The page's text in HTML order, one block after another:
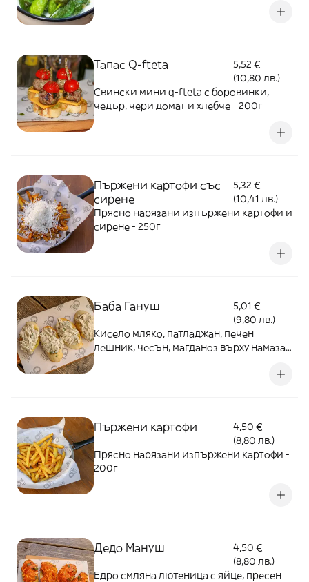
Тапас Q-fteta
5,52 €
(10,80 лв.)
Свински мини q-fteta с боровинки,
чедър, чери домат и хлебче - 200г
Пържени картофи със
сирене
5,32 €
(10,41 лв.)
Прясно нарязани изпържени картофи и
сирене - 250г
Баба Гануш
5,01 €
(9,80 лв.)
Kисело мляко, патладжан, печен
лешник, чесън, магданоз върху намазан
Пържени картофи
4,50 €
(8,80 лв.)
Прясно нарязани изпържени картофи -
200г
Дедо Мануш
4,50 €
(8,80 лв.)
Едро смляна лютеница с яйце, пресен